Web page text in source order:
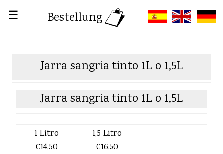
☰ Bestellung
Jarra sangria tinto 1L o 1,5L
Jarra sangria tinto 1L o 1,5L
1 Litro
€14,50
1,5 Litro
€16,50